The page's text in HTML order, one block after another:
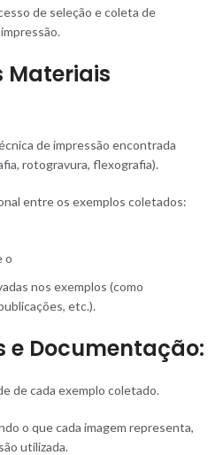
de seleção e coleta de
de impressão encontrada
rotogravura, flexografia).
entre os exemplos coletados:
o
nos exemplos (como
etc.).
Documentação:
de cada exemplo coletado.
o que cada imagem representa,
utilizada.